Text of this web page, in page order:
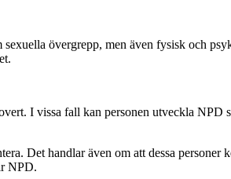
övergrepp, men även fysisk och
I vissa fall kan personen utveckla NPD
Det handlar även om att dessa
NPD.